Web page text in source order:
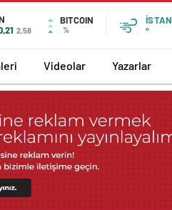
2,58
BITCOIN
%
°
Videolar Yazarlar